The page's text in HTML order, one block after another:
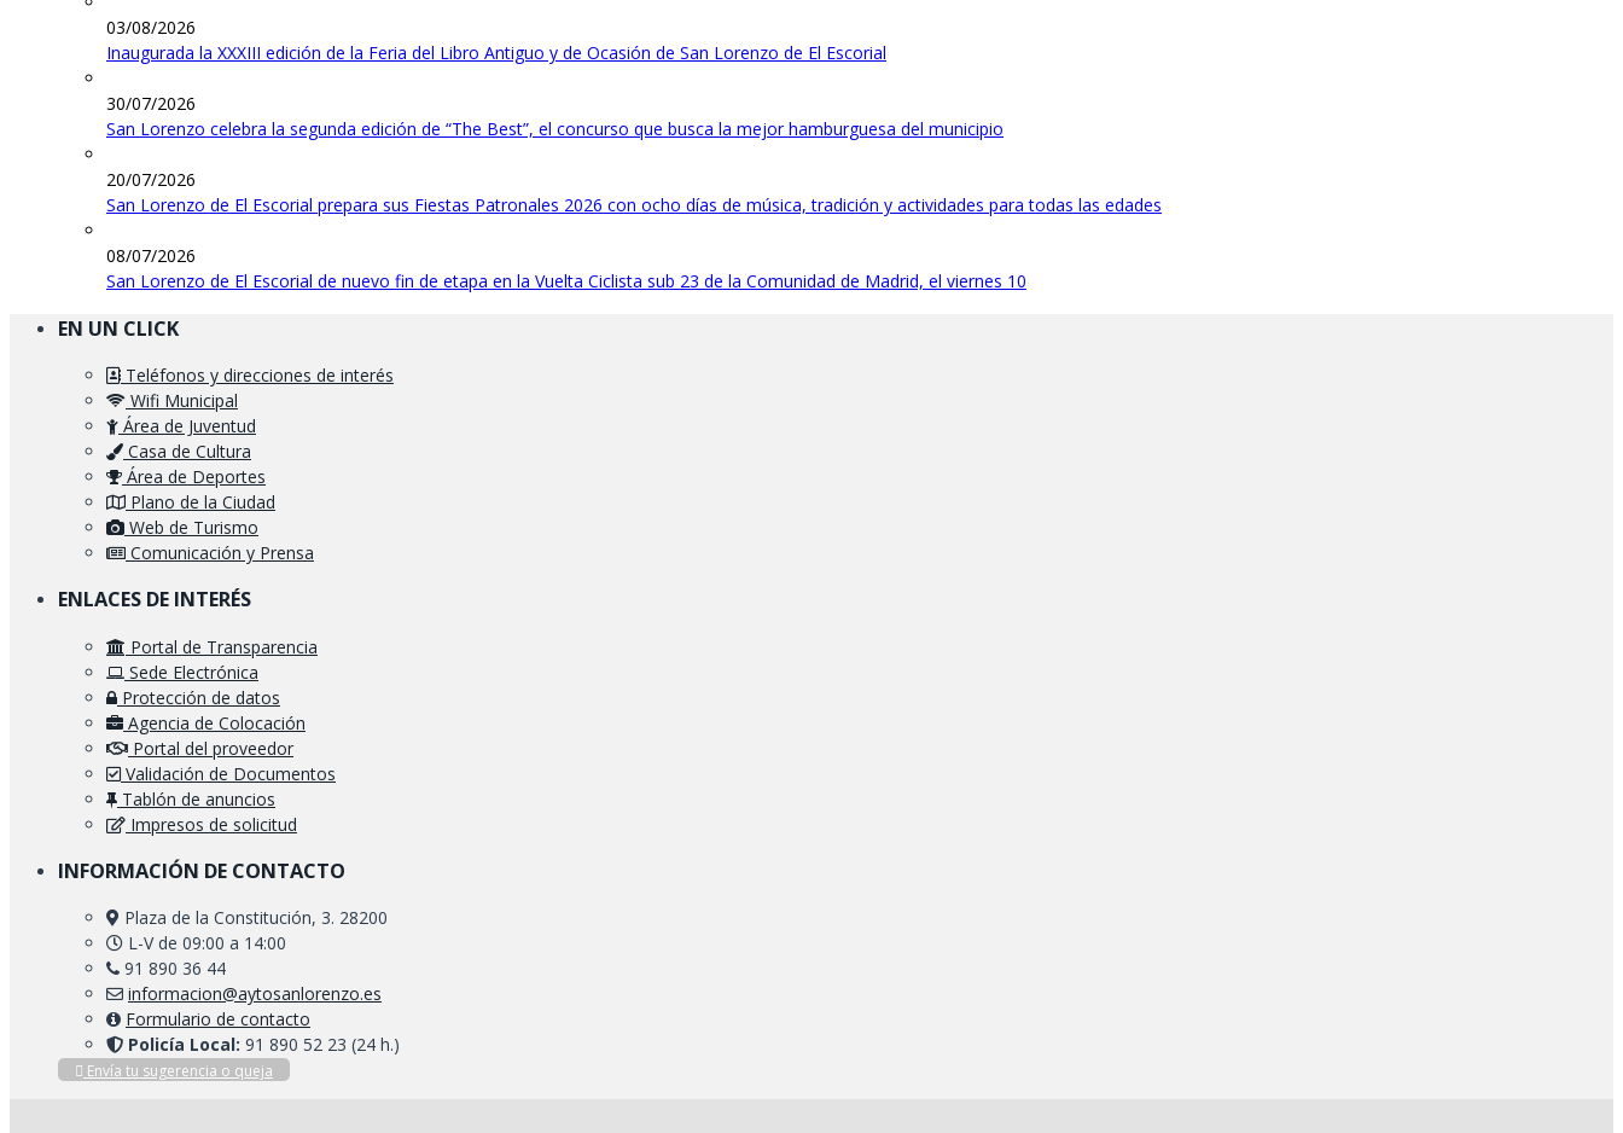
03/08/2026
Inaugurada la XXXIII edición de la Feria del Libro Antiguo y de Ocasión de San Lorenzo de El Escorial
30/07/2026
San Lorenzo celebra la segunda edición de “The Best”, el concurso que busca la mejor hamburguesa del municipio
20/07/2026
San Lorenzo de El Escorial prepara sus Fiestas Patronales 2026 con ocho días de música, tradición y actividades para todas las edades
08/07/2026
San Lorenzo de El Escorial de nuevo fin de etapa en la Vuelta Ciclista sub 23 de la Comunidad de Madrid, el viernes 10
EN UN CLICK
Teléfonos y direcciones de interés
Wifi Municipal
Área de Juventud
Casa de Cultura
Área de Deportes
Plano de la Ciudad
Web de Turismo
Comunicación y Prensa
ENLACES DE INTERÉS
Portal de Transparencia
Sede Electrónica
Protección de datos
Agencia de Colocación
Portal del proveedor
Validación de Documentos
Tablón de anuncios
Impresos de solicitud
INFORMACIÓN DE CONTACTO
Plaza de la Constitución, 3. 28200
L-V de 09:00 a 14:00
91 890 36 44
informacion@aytosanlorenzo.es
Formulario de contacto
Policía Local: 91 890 52 23 (24 h.)
Envía tu sugerencia o queja